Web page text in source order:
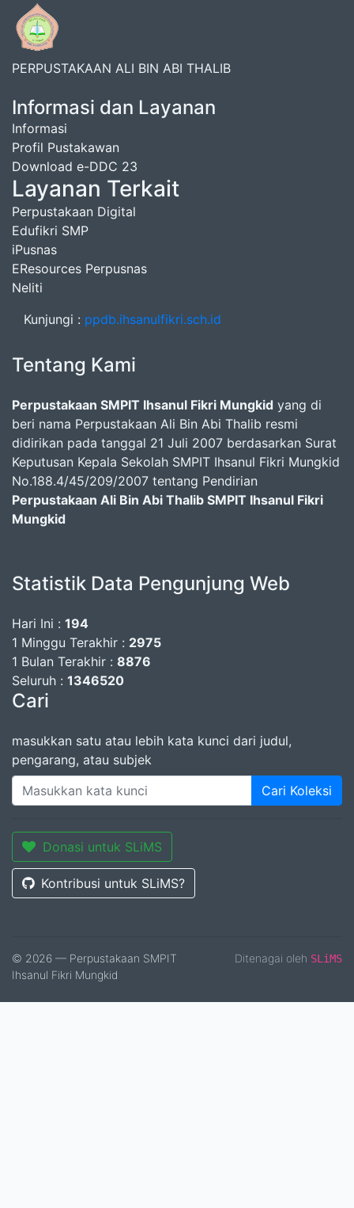
PERPUSTAKAAN ALI BIN ABI THALIB
Informasi dan Layanan
Informasi
Profil Pustakawan
Download e-DDC 23
Layanan Terkait
Perpustakaan Digital
Edufikri SMP
iPusnas
EResources Perpusnas
Neliti
Kunjungi : ppdb.ihsanulfikri.sch.id
Tentang Kami
Perpustakaan SMPIT Ihsanul Fikri Mungkid yang di
beri nama Perpustakaan Ali Bin Abi Thalib resmi
didirikan pada tanggal 21 Juli 2007 berdasarkan Surat
Keputusan Kepala Sekolah SMPIT Ihsanul Fikri Mungkid
No.188.4/45/209/2007 tentang Pendirian
Perpustakaan Ali Bin Abi Thalib SMPIT Ihsanul Fikri
Mungkid
Statistik Data Pengunjung Web
Hari Ini : 194
1 Minggu Terakhir : 2975
1 Bulan Terakhir : 8876
Seluruh : 1346520
Cari
masukkan satu atau lebih kata kunci dari judul,
pengarang, atau subjek
Cari Koleksi
Donasi untuk SLiMS
Kontribusi untuk SLiMS?
© 2026 — Perpustakaan SMPIT
Ihsanul Fikri Mungkid
Ditenagai oleh SLiMS